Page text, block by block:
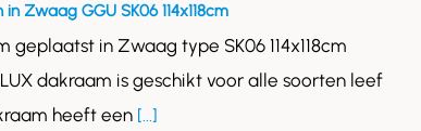
Zwaag GGU SK06 114x118cm
geplaatst in Zwaag type SK06 114x118cm
dakraam is geschikt voor alle soorten leef
heeft een [...]